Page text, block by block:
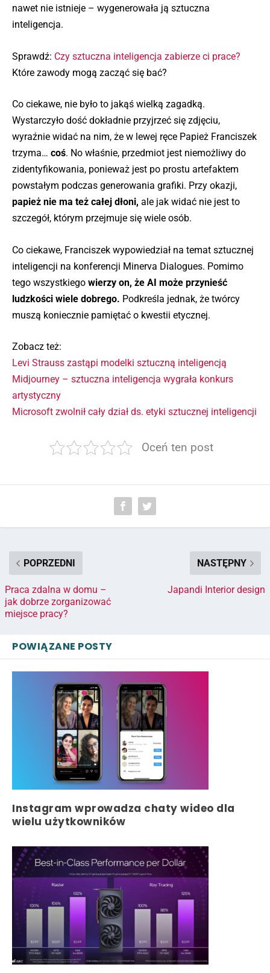
nawet nie istnieje – wygenerowała ją sztuczna
inteligencja.
Sprawdź: Czy sztuczna inteligencja zabierze ci prace?
Które zawody mogą zacząć się bać?
Co ciekawe, nie było to jakąś wielką zagadką.
Wystarczyło dość dokładnie przyjrzeć się zdjęciu,
wyraźnie widać na nim, że w lewej ręce Papież Franciszek
trzyma… coś. No właśnie, przedmiot jest niemożliwy do
zidentyfikowania, ponieważ jest po prostu artefaktem
powstałym podczas generowania grafiki. Przy okazji,
papież nie ma też całej dłoni, ale jak widać nie jest to
szczegół, którym przejmuje się wiele osób.
Co ciekawe, Franciszek wypowiedział na temat sztucznej
inteligencji na konferencji Minerva Dialogues. Pomimo
tego wszystkiego wierzy on, że AI może przynieść
ludzkości wiele dobrego. Podkreśla jednak, że twórcy
muszą koniecznie pamiętać o kwestii etycznej.
Zobacz też:
Levi Strauss zastąpi modelki sztuczną inteligencją
Midjourney – sztuczna inteligencja wygrała konkurs
artystyczny
Microsoft zwolnił cały dział ds. etyki sztucznej inteligencji
Oceń ten post
POPRZEDNI
Praca zdalna w domu –
jak dobrze zorganizować
miejsce pracy?
NASTĘPNY
Japandi Interior design
POWIĄZANE POSTY
Instagram wprowadza chaty wideo dla
wielu użytkowników